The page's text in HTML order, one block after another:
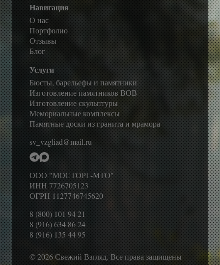
Навигация
О нас
Портфолио
Отзывы
Блог
Услуги
Бюсты, барельефы и памятники
Изготовление памятников ВОВ
Изготовление скульптуры
Мемориальные комплексы
Памятные доски из гранита и мрамора
sv_vzgliad@mail.ru
ООО "МОСТОРГ-МТО"
ИНН 7726705123
ОГРН 1127746745620
8 (800) 101 94 21
8 (916) 634 86 24
8 (916) 135 44 95
© 2026 Свежий Взгляд. Все права защищены